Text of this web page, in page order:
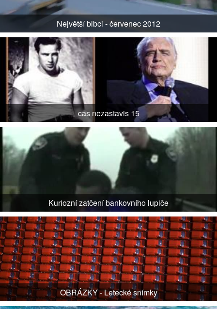
Největší blbci - červenec 2012
cas nezastavis 15
Kuriozní zatčení bankovního lupiče
OBRÁZKY - Letecké snímky